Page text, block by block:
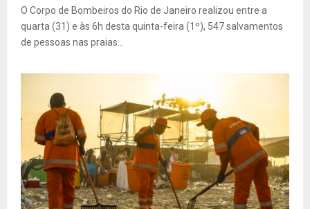
O Corpo de Bombeiros do Rio de Janeiro realizou entre a
quarta (31) e às 6h desta quinta-feira (1º), 547 salvamentos
de pessoas nas praias...